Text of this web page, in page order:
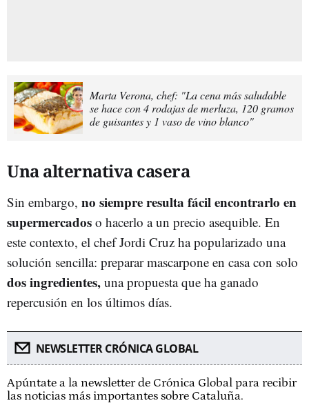
Marta Verona, chef: "La cena más saludable
se hace con 4 rodajas de merluza, 120 gramos
de guisantes y 1 vaso de vino blanco"
Una alternativa casera
Sin embargo, no siempre resulta fácil encontrarlo en
supermercados o hacerlo a un precio asequible. En
este contexto, el chef Jordi Cruz ha popularizado una
solución sencilla: preparar mascarpone en casa con solo
dos ingredientes, una propuesta que ha ganado
repercusión en los últimos días.
NEWSLETTER CRÓNICA GLOBAL
Apúntate a la newsletter de Crónica Global para recibir
las noticias más importantes sobre Cataluña.